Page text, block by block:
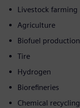
Livestock farming
Agriculture
Biofuel production
Tire
Hydrogen
Biorefineries
Chemical recycling